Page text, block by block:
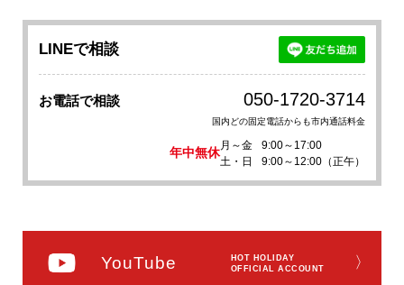
LINEで相談
お電話で相談 050-1720-3714
国内どの固定電話からも市内通話料金
年中無休
月～金
9:00～17:00
土・日
9:00～12:00（正午）
YouTube
HOT HOLIDAY
OFFICIAL ACCOUNT
〉